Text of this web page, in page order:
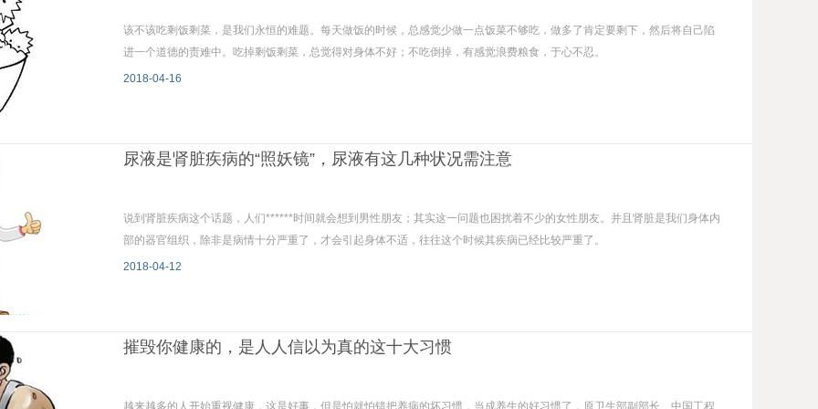
该不该吃剩饭剩菜，是我们永恒的难题。每天做饭的时候，总感觉少做一点饭菜不够吃，做多了肯定要剩下，然后将自己陷
进一个道德的责难中。吃掉剩饭剩菜，总觉得对身体不好；不吃倒掉，有感觉浪费粮食，于心不忍。
2018-04-16
尿液是肾脏疾病的“照妖镜”，尿液有这几种状况需注意
说到肾脏疾病这个话题，人们******时间就会想到男性朋友；其实这一问题也困扰着不少的女性朋友。并且肾脏是我们身体内
部的器官组织，除非是病情十分严重了，才会引起身体不适，往往这个时候其疾病已经比较严重了。
2018-04-12
摧毁你健康的，是人人信以为真的这十大习惯
越来越多的人开始重视健康，这是好事，但是怕就怕错把养病的坏习惯，当成养生的好习惯了，原卫生部副部长、中国工程